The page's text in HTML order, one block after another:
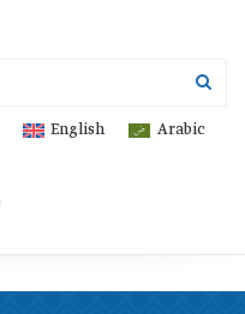
Arabic
English